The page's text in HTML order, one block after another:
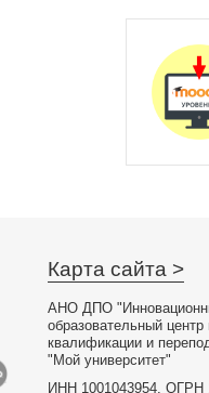
Карта сайта >
АНО ДПО
образовательный
квалификации и
"Мой университет"
ИНН 1001043954, ОГРН